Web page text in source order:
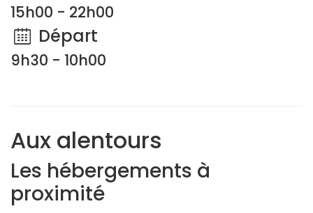
15h00 - 22h00
Départ
9h30 - 10h00
Aux alentours
Les hébergements à
proximité